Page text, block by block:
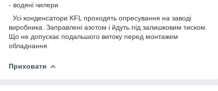
- водяні чилери
Усі конденсатори KFL проходять опресування на заводі
виробника. Заправлені азотом і йдуть під залишковим тиском.
Що не допускає подальшого витоку перед монтажем
обладнання.
Приховати